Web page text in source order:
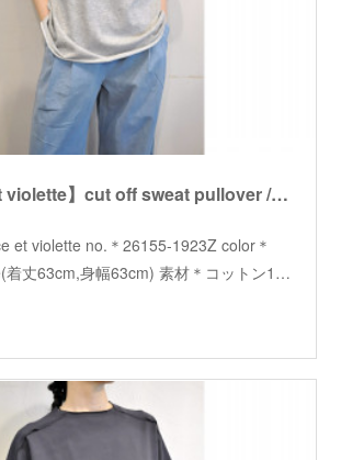
【garance et violette】cut off sweat pullover /【ギャランスエトヴィオレット】カットオフスウェットプルオーバー
et violette no.＊26155-1923Z color＊
着丈63cm,身幅63cm) 素材＊コットン1…